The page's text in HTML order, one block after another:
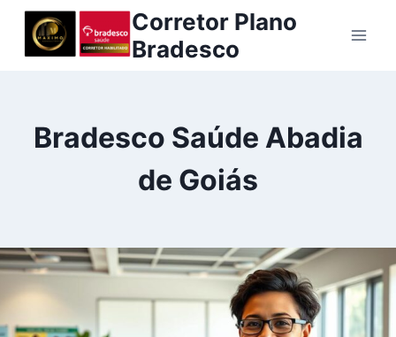
Pular
Corretor Plano
Bradesco
Bradesco Saúde Abadia
de Goiás